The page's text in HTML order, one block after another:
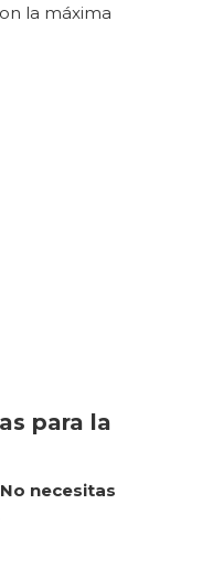
la máxima
para la
No necesitas